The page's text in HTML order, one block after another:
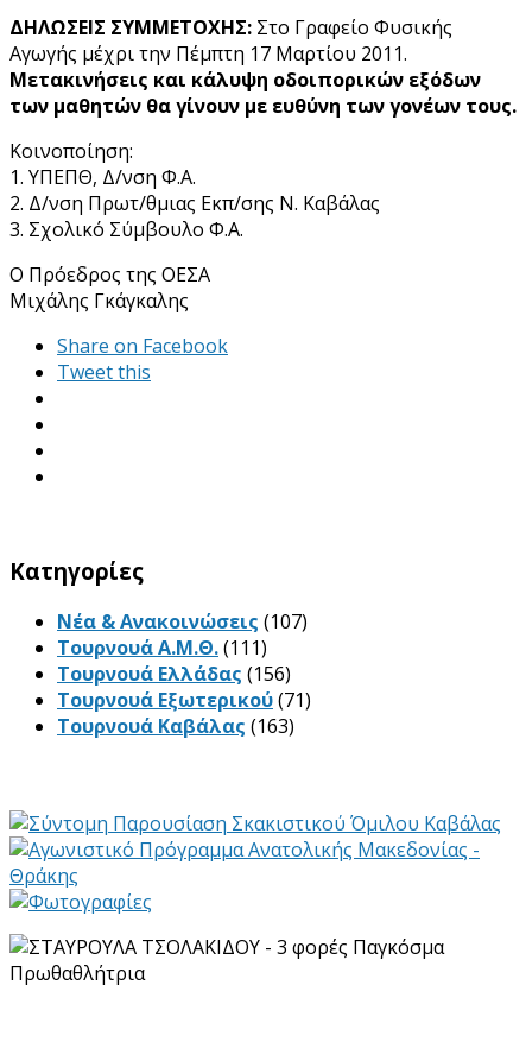
ΔΗΛΩΣΕΙΣ ΣΥΜΜΕΤΟΧΗΣ: Στο Γραφείο Φυσικής
Αγωγής μέχρι την Πέμπτη 17 Μαρτίου 2011.
Μετακινήσεις και κάλυψη οδοιπορικών εξόδων
των μαθητών θα γίνουν με ευθύνη των γονέων τους.
Κοινοποίηση:
1. ΥΠΕΠΘ, Δ/νση Φ.Α.
2. Δ/νση Πρωτ/θμιας Εκπ/σης Ν. Καβάλας
3. Σχολικό Σύμβουλο Φ.Α.
Ο Πρόεδρος της ΟΕΣΑ
Μιχάλης Γκάγκαλης
Share on Facebook
Tweet this
Kατηγορίες
Νέα & Ανακοινώσεις (107)
Τουρνουά Α.Μ.Θ.(111)
Τουρνουά Ελλάδας (156)
Τουρνουά Εξωτερικού(71)
Τουρνουά Καβάλας (163)